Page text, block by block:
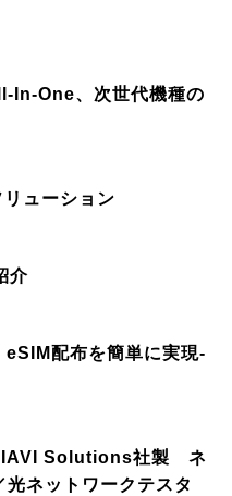
In-One、次世代機種の
ューション
介
eSIM配布を簡単に実現-
Solutions社製 ネ
ネットワークテスタ